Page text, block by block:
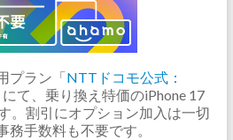
プラン「NTTドコモ公式：
にて、乗り換え特価のiPhone 17
。割引にオプション加入は一切
手数料も不要です。